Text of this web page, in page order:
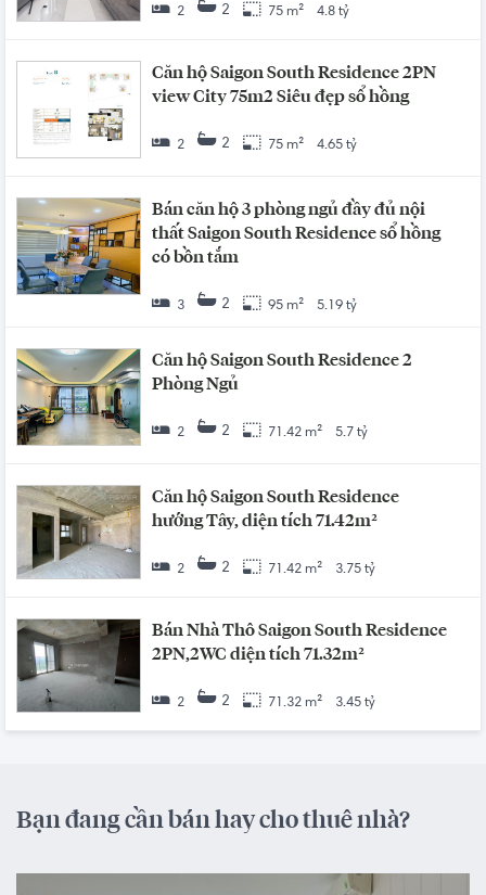
2 2 75 m² 4.8 tỷ
Căn hộ Saigon South Residence 2PN
view City 75m2 Siêu đẹp sổ hồng
2 2 75 m² 4.65 tỷ
Bán căn hộ 3 phòng ngủ đầy đủ nội
thất Saigon South Residence sổ hồng
có bồn tắm
3 2 95 m² 5.19 tỷ
Căn hộ Saigon South Residence 2
Phòng Ngủ
2 2 71.42 m² 5.7 tỷ
Căn hộ Saigon South Residence
hướng Tây, diện tích 71.42m²
2 2 71.42 m² 3.75 tỷ
Bán Nhà Thô Saigon South Residence
2PN,2WC diện tích 71.32m²
2 2 71.32 m² 3.45 tỷ
Bạn đang cần bán hay cho thuê nhà?